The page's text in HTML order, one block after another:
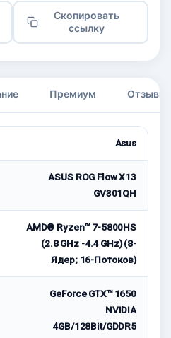
Скопировать
ссылку
Премиум Отзывы
Asus
ASUS ROG Flow X13
GV301QH
AMD® Ryzen™ 7-5800HS
(2.8 GHz -4.4 GHz) (8-
Ядер; 16-Потоков)
GeForce GTX™ 1650
NVIDIA
4GB/128Bit/GDDR5